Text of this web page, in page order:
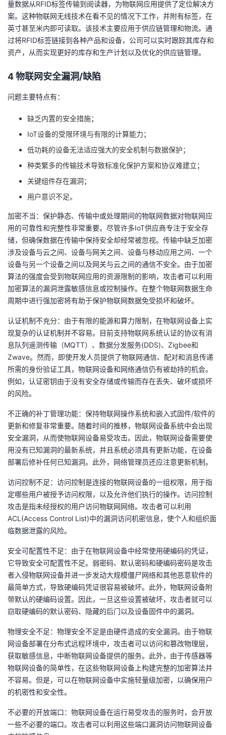
量数据从RFID标签传输到阅读器，为物联网应用提供了定位解决方
案。这种物联网无线技术在看不见的情况下工作，并附有标签，在
英寸甚至米内即可读取。该技术主要应用于供应链管理和物流。通
过将RFID标签链接到各种产品和设备，公司可以实时跟踪其库存和
资产，从而实现更好的库存和生产计划以及优化的供应链管理。
4 物联网安全漏洞/缺陷
问题主要特点有：
缺乏内置的安全措施；
IoT设备的受限环境与有限的计算能力；
低功耗的设备无法适应强大的安全机制与数据保护；
种类繁多的传输技术导致标准化保护方案和协议难建立；
关键组件存在漏洞；
用户意识不足。
加密不当：保护静态、传输中或处理期间的物联网数据对物联网应
用的可靠性和完整性非常重要。尽管许多IoT供应商专注于安全存
储，但确保数据在传输中保持安全却经常被忽视。传输中缺乏加密
涉及设备与云之间、设备与网关之间、设备与移动应用之间、一个
设备与另一个设备之间以及网关与云之间的通信不安全。由于加密
算法的强度会受到物联网应用的资源限制的影响，攻击者可以利用
加密算法的漏洞泄露敏感信息或控制操作。在整个物联网数据生命
周期中进行强加密将有助于保护物联网数据免受损坏和破坏。
认证机制不充分：由于有限的能源和算力限制，在物联网设备上实
现复杂的认证机制并不容易。目前支持物联网系统认证的协议有消
息队列遥测传输（MQTT）、数据分发服务(DDS)、Zigbee和
Zwave。然而，即使开发人员提供了物联网通信、配对和消息传递
所需的身份验证工具，物联网设备和网络通信仍有被劫持的机会。
例如，认证密钥由于没有安全存储或传输而存在丢失、破坏或损坏
的风险。
不正确的补丁管理功能：保持物联网操作系统和嵌入式固件/软件的
更新和修复非常重要。随着时间的推移，物联网设备系统中会出现
安全漏洞，从而使物联网设备易受攻击。因此，物联网设备需要使
用没有已知漏洞的最新系统，并且系统必须具有更新功能，在设备
部署后修补任何已知漏洞。此外，网络管理员还应注意更新机制。
访问控制不足：访问控制是连接的物联网设备的一组权限，用于指
定哪些用户被授予访问权限，以及允许他们执行的操作。访问控制
攻击是指未经授权的用户访问物联网网络。攻击者可以利用
ACL(Access Control List)中的漏洞访问机密信息，使个人和组织面
临数据泄露的风险。
安全可配置性不足：由于在物联网设备中经常使用硬编码的凭证，
它导致安全可配置性不足。弱密码、默认密码和硬编码密码是攻击
者入侵物联网设备并进一步发动大规模僵尸网络和其他恶意软件的
最简单方式，导致硬编码凭证很容易被破坏。此外，物联网设备附
带默认的硬编码设置。因此，一旦这些设置被破坏，攻击者就可以
窃取硬编码的默认密码、隐藏的后门以及设备固件中的漏洞。
物理安全不足：物理安全不足是由硬件造成的安全漏洞。由于物联
网设备部署在分布式远程环境中，攻击者可以访问和篡改物理层，
获取敏感信息，中断物联网设备提供的服务。此外，由于传感器等
物联网设备的简单性，在这些物联网设备上构建完整的加密算法并
不容易。但是，可以在物联网设备中实施轻量级加密，以确保用户
的机密性和安全性。
不必要的开放端口：物联网设备在运行易受攻击的服务时，会开放
一些不必要的端口。攻击者可以利用这些端口漏洞访问物联网设备